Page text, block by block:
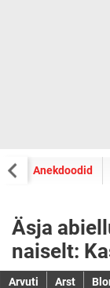
Anekdoodid
Äsja
naiselt:
Arvuti Arst